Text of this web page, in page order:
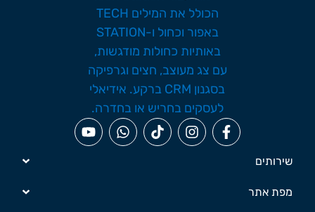
שירותים
מפת אתר